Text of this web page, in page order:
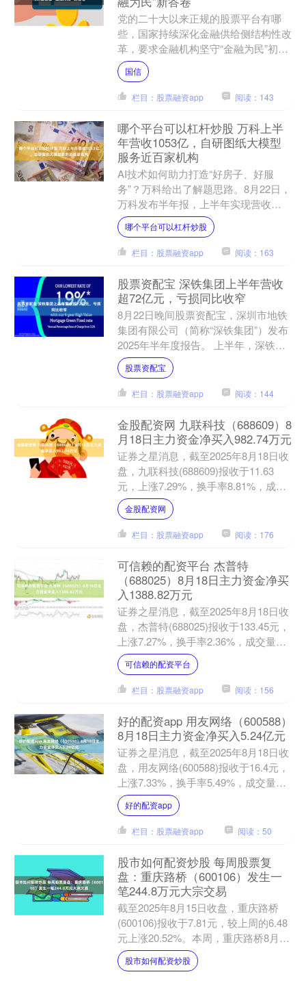
党的二十大以来正规的股票平台有哪
些，国家持续深化金融供给侧结构性改
革，要求金融机构坚守“金融为民”初
心，扎实做好“五篇大文章”，服务经济
高质量发展。作为国有上市....
国信
栏目：股票融资app 阅读：143
哪个平台可以杠杆炒股 万科上半
年营收1053亿，自研图纸大模型
服务近百家机构
AI技术如何助力打造“好房子、好服
务”？万科给出了解题思路。8月22日，
万科发布半年报，上半年实现营收
1053亿，销售收入近700亿，高质量交
付超4.5万套，销....
哪个平台可以杠杆炒股
栏目：股票融资app 阅读：163
股票资配宝 深铁集团上半年营收
超72亿元，亏损同比收窄
8月22日晚间股票资配宝，深圳市地铁
集团有限公司（简称“深铁集团”）发布
2025年半年度报告。 上半年，深铁集
团营业收入约为72.84亿元，同比减少
21.67%....
股票资配宝
栏目：股票融资app 阅读：144
金股配资网 九联科技（688609）8
月18日主力资金净买入982.74万元
证券之星消息，截至2025年8月18日收
盘，九联科技(688609)报收于11.63
元，上涨7.29%，换手率8.81%，成交
量44.06万手，成交额5.09亿....
金股配资网
栏目：股票融资app 阅读：176
可信赖的配资平台 杰普特
（688025）8月18日主力资金净买
入1388.82万元
证券之星消息，截至2025年8月18日收
盘，杰普特(688025)报收于133.45元，
上涨7.27%，换手率2.36%，成交量
2.24万手，成交额2.91亿元....
可信赖的配资平台
栏目：股票融资app 阅读：156
好的配资app 用友网络（600588）
8月18日主力资金净买入5.24亿元
证券之星消息，截至2025年8月18日收
盘，用友网络(600588)报收于16.4元，
上涨7.33%，换手率5.49%，成交量
187.65万手，成交额30.7亿....
好的配资app
栏目：股票融资app 阅读：50
股市如何配资炒股 每周股票复
盘：重庆路桥（600106）发生一
笔244.8万元大宗交易
截至2025年8月15日收盘，重庆路桥
(600106)报收于7.81元，较上周的6.48
元上涨20.52%。本周，重庆路桥8月15
日盘中最高价报7.9元。8月1....
股市如何配资炒股